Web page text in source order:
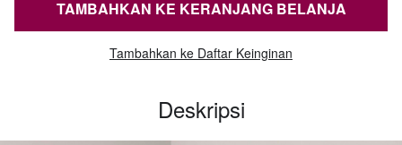
TAMBAHKAN KE KERANJANG BELANJA
Tambahkan ke Daftar Keinginan
Deskripsi